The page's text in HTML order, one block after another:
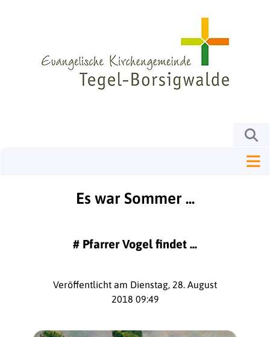
Es war Sommer ...
# Pfarrer Vogel findet ...
Veröffentlicht am Dienstag, 28. August
2018 09:49